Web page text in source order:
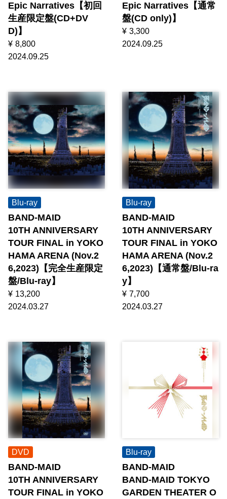
Epic Narratives【初回
生産限定盤(CD+DV
D)】
¥ 8,800
2024.09.25
Epic Narratives【通常
盤(CD only)】
¥ 3,300
2024.09.25
Blu-ray
BAND-MAID
10TH ANNIVERSARY
TOUR FINAL in YOKO
HAMA ARENA (Nov.2
6,2023)【完全生産限定
盤/Blu-ray】
¥ 13,200
2024.03.27
Blu-ray
BAND-MAID
10TH ANNIVERSARY
TOUR FINAL in YOKO
HAMA ARENA (Nov.2
6,2023)【通常盤/Blu-ra
y】
¥ 7,700
2024.03.27
DVD
BAND-MAID
10TH ANNIVERSARY
TOUR FINAL in YOKO
Blu-ray
BAND-MAID
BAND-MAID TOKYO
GARDEN THEATER O